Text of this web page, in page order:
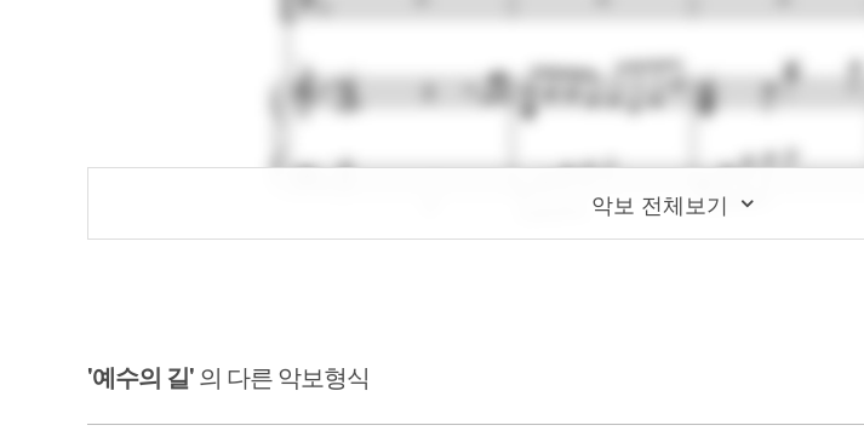
악보 전체보기
'예수의 길'의 다른 악보형식